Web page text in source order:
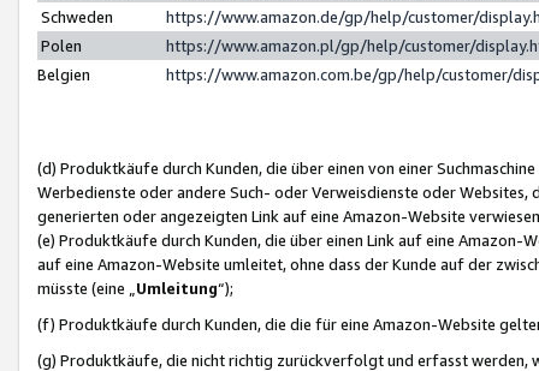
Schweden
https://www.amazon.de/gp/help/customer/
Polen
https://www.amazon.pl/gp/help/customer/
Belgien
https://www.amazon.com.be/gp/help/customer/
(d) Produktkäufe durch Kunden, die über einen von einer
Werbedienste oder andere Such- oder Verweisdienste oder Websites,
generierten oder angezeigten Link auf eine Amazon-Website
(e) Produktkäufe durch Kunden, die über einen Link auf eine
auf eine Amazon-Website umleitet, ohne dass der Kunde auf der
müsste (eine „ Umleitung“);
(f) Produktkäufe durch Kunden, die die für eine Amazon-Website
(g) Produktkäufe, die nicht richtig zurückverfolgt und erfasst werden,